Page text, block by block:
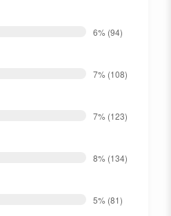
6% (94)
7% (108)
7% (123)
8% (134)
5% (81)